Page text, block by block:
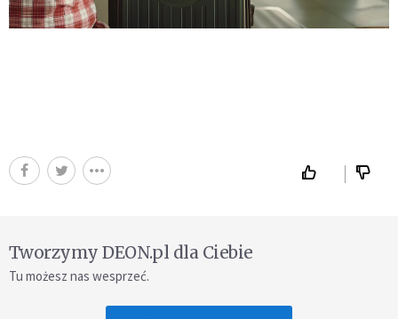
Tworzymy DEON.pl dla Ciebie
Tu możesz nas wesprzeć.